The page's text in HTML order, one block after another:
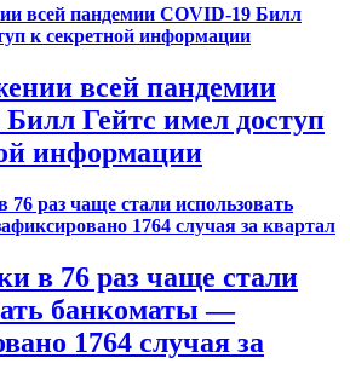
всей пандемии
Гейтс имел доступ
информации
в 76 раз чаще стали
банкоматы —
1764 случая за